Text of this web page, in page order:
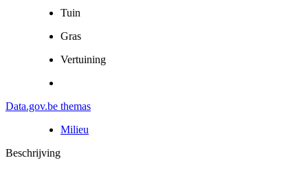
Tuin
Gras
Vertuining
Data.gov.be themas
Milieu
Beschrijving